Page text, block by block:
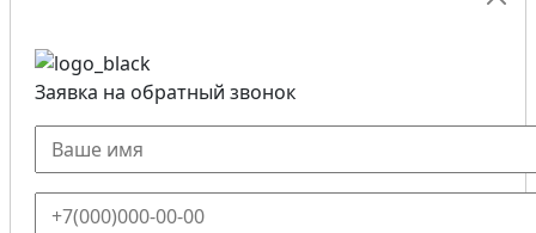
Заявка на обратный звонок